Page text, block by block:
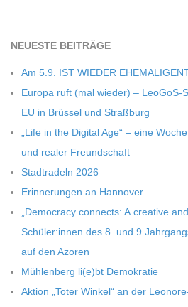
H
M
I
D
T
-
S
NEU­ESTE BEITRÄGE
Am 5.9. IST WIEDER
Europa ruft (mal wie­der) – LeoGoS-
EU in Brüs­sel und Straßburg
„Life in the Digi­tal Age“ – eine
und rea­ler Freundschaft
Stadt­ra­deln 2026
Erin­ne­run­gen an Hannover
„Demo­cracy con­nects: A crea­tive
Schüler:innen des 8. und 9
auf den Azoren
Müh­len­berg li(e)bt Demokratie
Aktion „Toter Win­kel“ an der